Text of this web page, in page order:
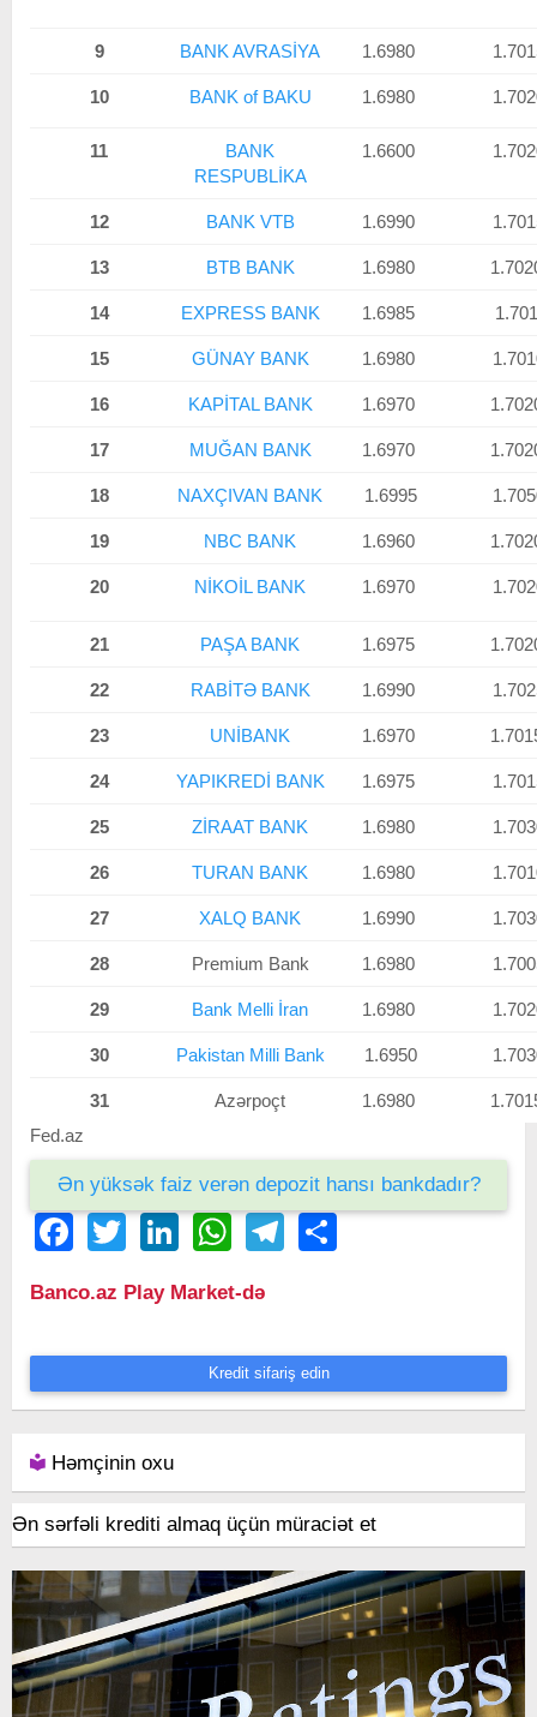
9 BANK AVRASİYA 1.6980
10 BANK of BAKU 1.6980
11
BANK
RESPUBLİKA
1.6600
12 BANK VTB 1.6990
13 BTB BANK 1.6980
14 EXPRESS BANK 1.6985
15 GÜNAY BANK 1.6980
16 KAPİTAL BANK 1.6970
17 MUĞAN BANK 1.6970
18 NAXÇIVAN BANK 1.6995
19 NBC BANK 1.6960
20 NİKOİL BANK 1.6970
21 PAŞA BANK 1.6975
22 RABİTƏ BANK 1.6990
23 UNİBANK 1.6970
24 YAPIKREDİ BANK 1.6975
25 ZİRAAT BANK 1.6980
26 TURAN BANK 1.6980
27 XALQ BANK 1.6990
28 Premium Bank 1.6980
29 Bank Melli İran 1.6980
30 Pakistan Milli Bank 1.6950
31 Azərpoçt 1.6980
Fed.az
Ən yüksək faiz verən depozit hansı bankdadır?
FacebookTwitter LinkedIn WhatsAppTelegram
Banco.az Play Market-də
Kredit sifariş edin
Həmçinin oxu
Ən sərfəli krediti almaq üçün müraciət et